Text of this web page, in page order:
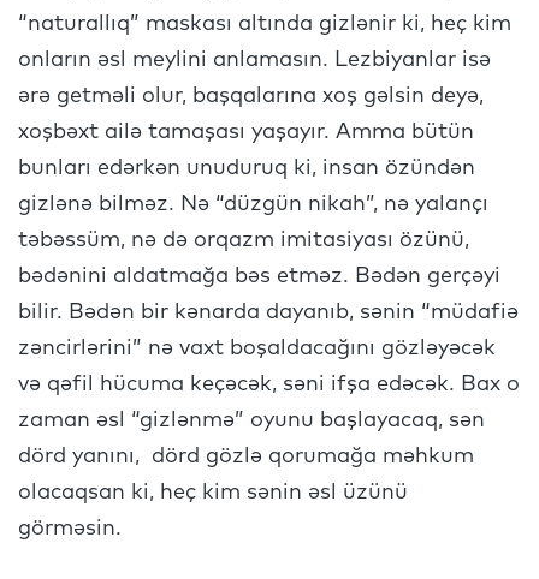
“naturallıq” maskası altında gizlənir ki, heç kim
onların əsl meylini anlamasın. Lezbiyanlar isə
ərə getməli olur, başqalarına xoş gəlsin deyə,
xoşbəxt ailə tamaşası yaşayır. Amma bütün
bunları edərkən unuduruq ki, insan özündən
gizlənə bilməz. Nə “düzgün nikah”, nə yalançı
təbəssüm, nə də orqazm imitasiyası özünü,
bədənini aldatmağa bəs etməz. Bədən gerçəyi
bilir. Bədən bir kənarda dayanıb, sənin “müdafiə
zəncirlərini” nə vaxt boşaldacağını gözləyəcək
və qəfil hücuma keçəcək, səni ifşa edəcək. Bax o
zaman əsl “gizlənmə” oyunu başlayacaq, sən
dörd yanını, dörd gözlə qorumağa məhkum
olacaqsan ki, heç kim sənin əsl üzünü
görməsin.